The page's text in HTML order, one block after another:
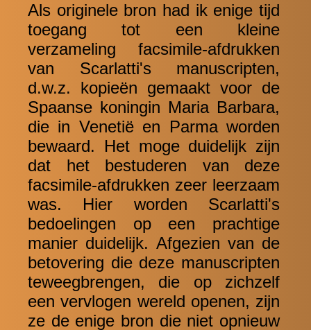
Als originele bron had ik enige tijd
toegang tot een kleine
verzameling facsimile-afdrukken
van Scarlatti's manuscripten,
d.w.z. kopieën gemaakt voor de
Spaanse koningin Maria Barbara,
die in Venetië en Parma worden
bewaard. Het moge duidelijk zijn
dat het bestuderen van deze
facsimile-afdrukken zeer leerzaam
was. Hier worden Scarlatti's
bedoelingen op een prachtige
manier duidelijk. Afgezien van de
betovering die deze manuscripten
teweegbrengen, die op zichzelf
een vervlogen wereld openen, zijn
ze de enige bron die niet opnieuw